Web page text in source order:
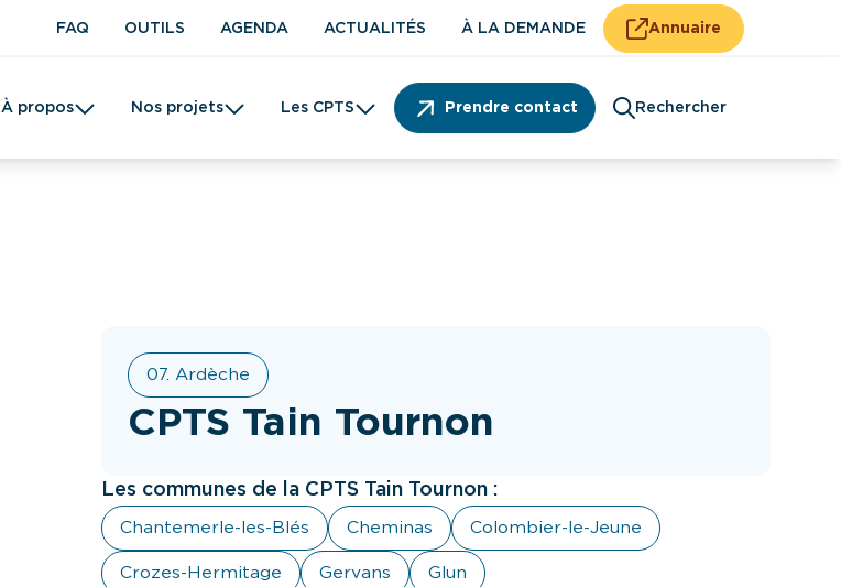
FAQ OUTILS AGENDA ACTUALITÉS À LA DEMANDE Annuaire
À propos Nos projets Les CPTS Prendre contact Rechercher
07. Ardèche
CPTS Tain Tournon
Les communes de la CPTS Tain Tournon :
Chantemerle-les-Blés Cheminas Colombier-le-Jeune
Crozes-Hermitage Gervans Glun